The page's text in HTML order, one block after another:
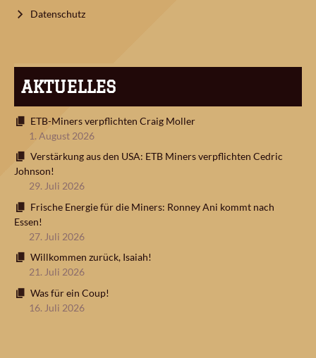
Datenschutz
AKTUELLES
ETB-Miners verpflichten Craig Moller
1. August 2026
Verstärkung aus den USA: ETB Miners verpflichten Cedric
Johnson!
29. Juli 2026
Frische Energie für die Miners: Ronney Ani kommt nach
Essen!
27. Juli 2026
Willkommen zurück, Isaiah!
21. Juli 2026
Was für ein Coup!
16. Juli 2026